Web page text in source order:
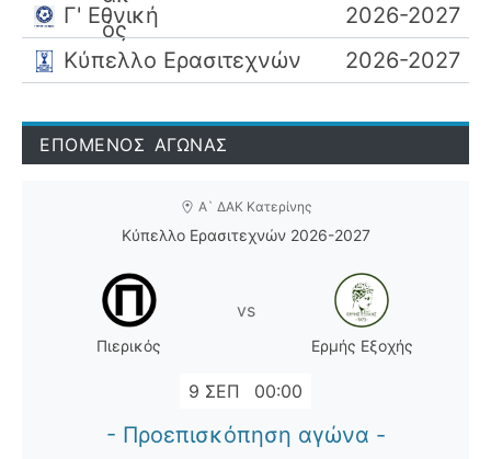
Γ' Εθνική
2026-2027
Κύπελλο Ερασιτεχνών
2026-2027
ΕΠΟΜΕΝΟΣ ΑΓΩΝΑΣ
Α` ΔΑΚ Κατερίνης
Κύπελλο Ερασιτεχνών 2026-2027
Πιερικός
vs
Ερμής Εξοχής
9 ΣΕΠ 00:00
- Προεπισκόπηση αγώνα -